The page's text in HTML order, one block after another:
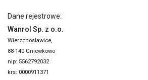
Dane rejestrowe:
Wanrol Sp. z o.o.
Wierzchosławice,
88-140 Gniewkowo
nip: 5562792032
krs: 0000911371